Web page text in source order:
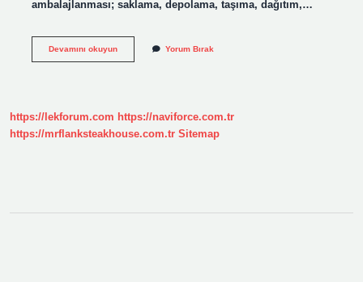
ambalajlanması; saklama, depolama, taşıma, dağıtım,…
Devamını okuyunAmbalajın
Yorum Bırak
https://lekforum.com https://naviforce.com.tr
https://mrflanksteakhouse.com.tr Sitemap